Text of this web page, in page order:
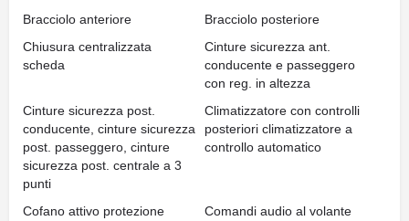
Bracciolo anteriore
Bracciolo posteriore
Chiusura centralizzata
scheda
Cinture sicurezza ant.
conducente e passeggero
con reg. in altezza
Cinture sicurezza post.
conducente, cinture sicurezza
post. passeggero, cinture
sicurezza post. centrale a 3
punti
Climatizzatore con controlli
posteriori climatizzatore a
controllo automatico
Cofano attivo protezione
Comandi audio al volante